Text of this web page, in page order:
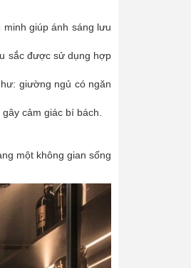
giúp ánh sáng lưu
sắc được sử dụng hợp
giường ngủ có ngăn
cảm giác bí bách.
một không gian sống